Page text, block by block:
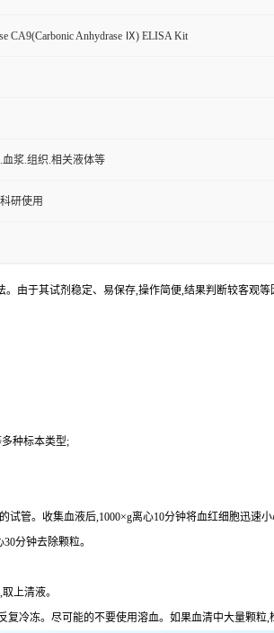
CA9(Carbonic Anhydrase Ⅸ) ELISA Kit
血浆.组织.相关液体等
研使用
由于其试剂稳定、易保存,操作简便,结果判断较客
种标本类型;
管。收集血液后,1000×g离心10分钟将血红细胞迅速小
分钟去除颗粒。
上清液。
冷冻。尽可能的不要使用溶血。如果血清中大量颗